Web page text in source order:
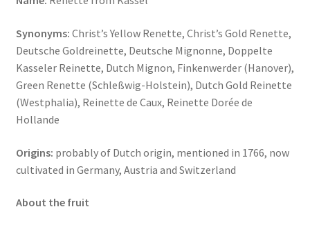
Synonyms: Christ’s Yellow Renette, Christ’s Gold Renette,
Deutsche Goldreinette, Deutsche Mignonne, Doppelte
Kasseler Reinette, Dutch Mignon, Finkenwerder (Hanover),
Green Renette (Schleßwig-Holstein), Dutch Gold Reinette
(Westphalia), Reinette de Caux, Reinette Dorée de
Hollande
Origins: probably of Dutch origin, mentioned in 1766, now
cultivated in Germany, Austria and Switzerland
About the fruit